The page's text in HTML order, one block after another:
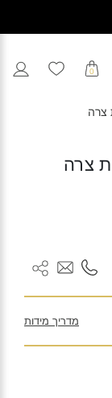
0
צרה
צרה
מדריך מידות